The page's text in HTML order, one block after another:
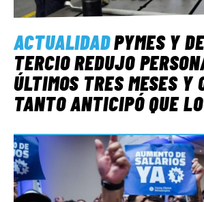
ACTUALIDADPYMES Y
TERCIO REDUJO
ÚLTIMOS TRES MESES Y
TANTO ANTICIPÓ QUE